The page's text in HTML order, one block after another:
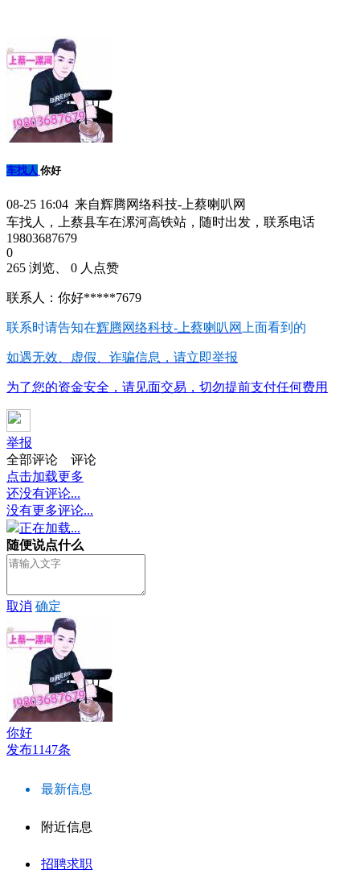
车找人 你好
08-25 16:04 来自辉腾网络科技-上蔡喇叭网
车找人，上蔡县车在漯河高铁站，随时出发，联系电话
19803687679
0
265 浏览、 0 人点赞
联系人：你好*****7679
联系时请告知在辉腾网络科技-上蔡喇叭网 上面看到的
如遇无效、虚假、诈骗信息，请立即举报
为了您的资金安全，请见面交易，切勿提前支付任何费用
举报
全部评论
评论
点击加载更多
还没有评论...
没有更多评论...
正在加载...
随便说点什么
取消 确定
你好
发布1147条
最新信息
附近信息
招聘求职